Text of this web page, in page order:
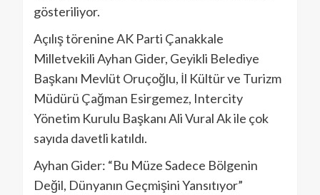
gösteriliyor.
Açılış törenine AK Parti Çanakkale
Milletvekili Ayhan Gider, Geyikli Belediye
Başkanı Mevlüt Oruçoğlu, İl Kültür ve Turizm
Müdürü Çağman Esirgemez, Intercity
Yönetim Kurulu Başkanı Ali Vural Ak ile çok
sayıda davetli katıldı.
Ayhan Gider: “Bu Müze Sadece Bölgenin
Değil, Dünyanın Geçmişini Yansıtıyor”